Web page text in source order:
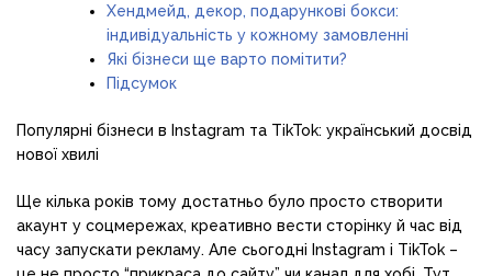
Хендмейд, декор, подарункові бокси:
індивідуальність у кожному замовленні
Які бізнеси ще варто помітити?
Підсумок
Популярні бізнеси в Instagram та TikTok: український досвід
нової хвилі
Ще кілька років тому достатньо було просто створити
акаунт у соцмережах, креативно вести сторінку й час від
часу запускати рекламу. Але сьогодні Instagram і TikTok –